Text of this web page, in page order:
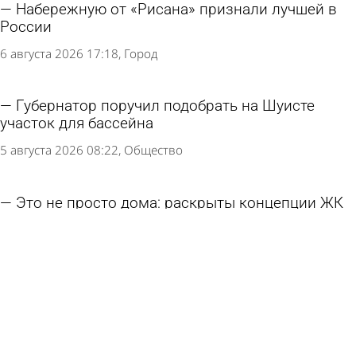
Набережную от «Рисана» признали лучшей в
России
6 августа 2026 17:18 Город
Губернатор поручил подобрать на Шуисте
участок для бассейна
5 августа 2026 08:22 Общество
Это не просто дома: раскрыты концепции ЖК